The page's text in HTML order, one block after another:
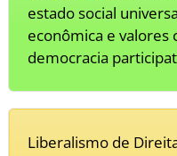
estado social
econômica e
democracia
Liberalismo de